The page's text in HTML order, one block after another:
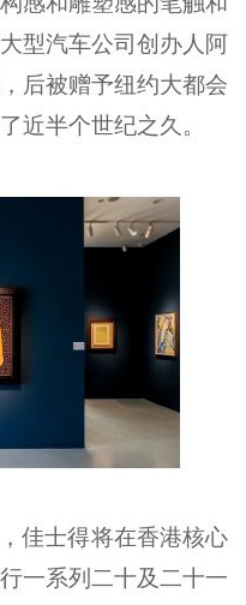
型汽车公司创办人阿
后被赠予纽约大都会
近半个世纪之久。
佳士得将在香港核心
一系列二十及二十一